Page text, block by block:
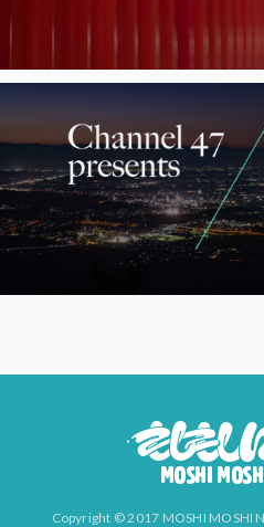
Copyright © 2017 MOSHI MOSHI